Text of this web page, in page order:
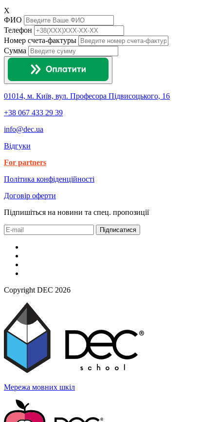
X
ФИО
Телефон
Номер счета-фактуры
Сумма
01014, м. Київ, вул. Професора Підвисоцького, 16
+38 067 433 29 39
info@dec.ua
Відгуки
For partners
Політика конфіденційності
Договір оферти
Підпишіться на новини та спец. пропозиції
Підписатися
Copyright DEC 2026
Мережа мовних шкіл